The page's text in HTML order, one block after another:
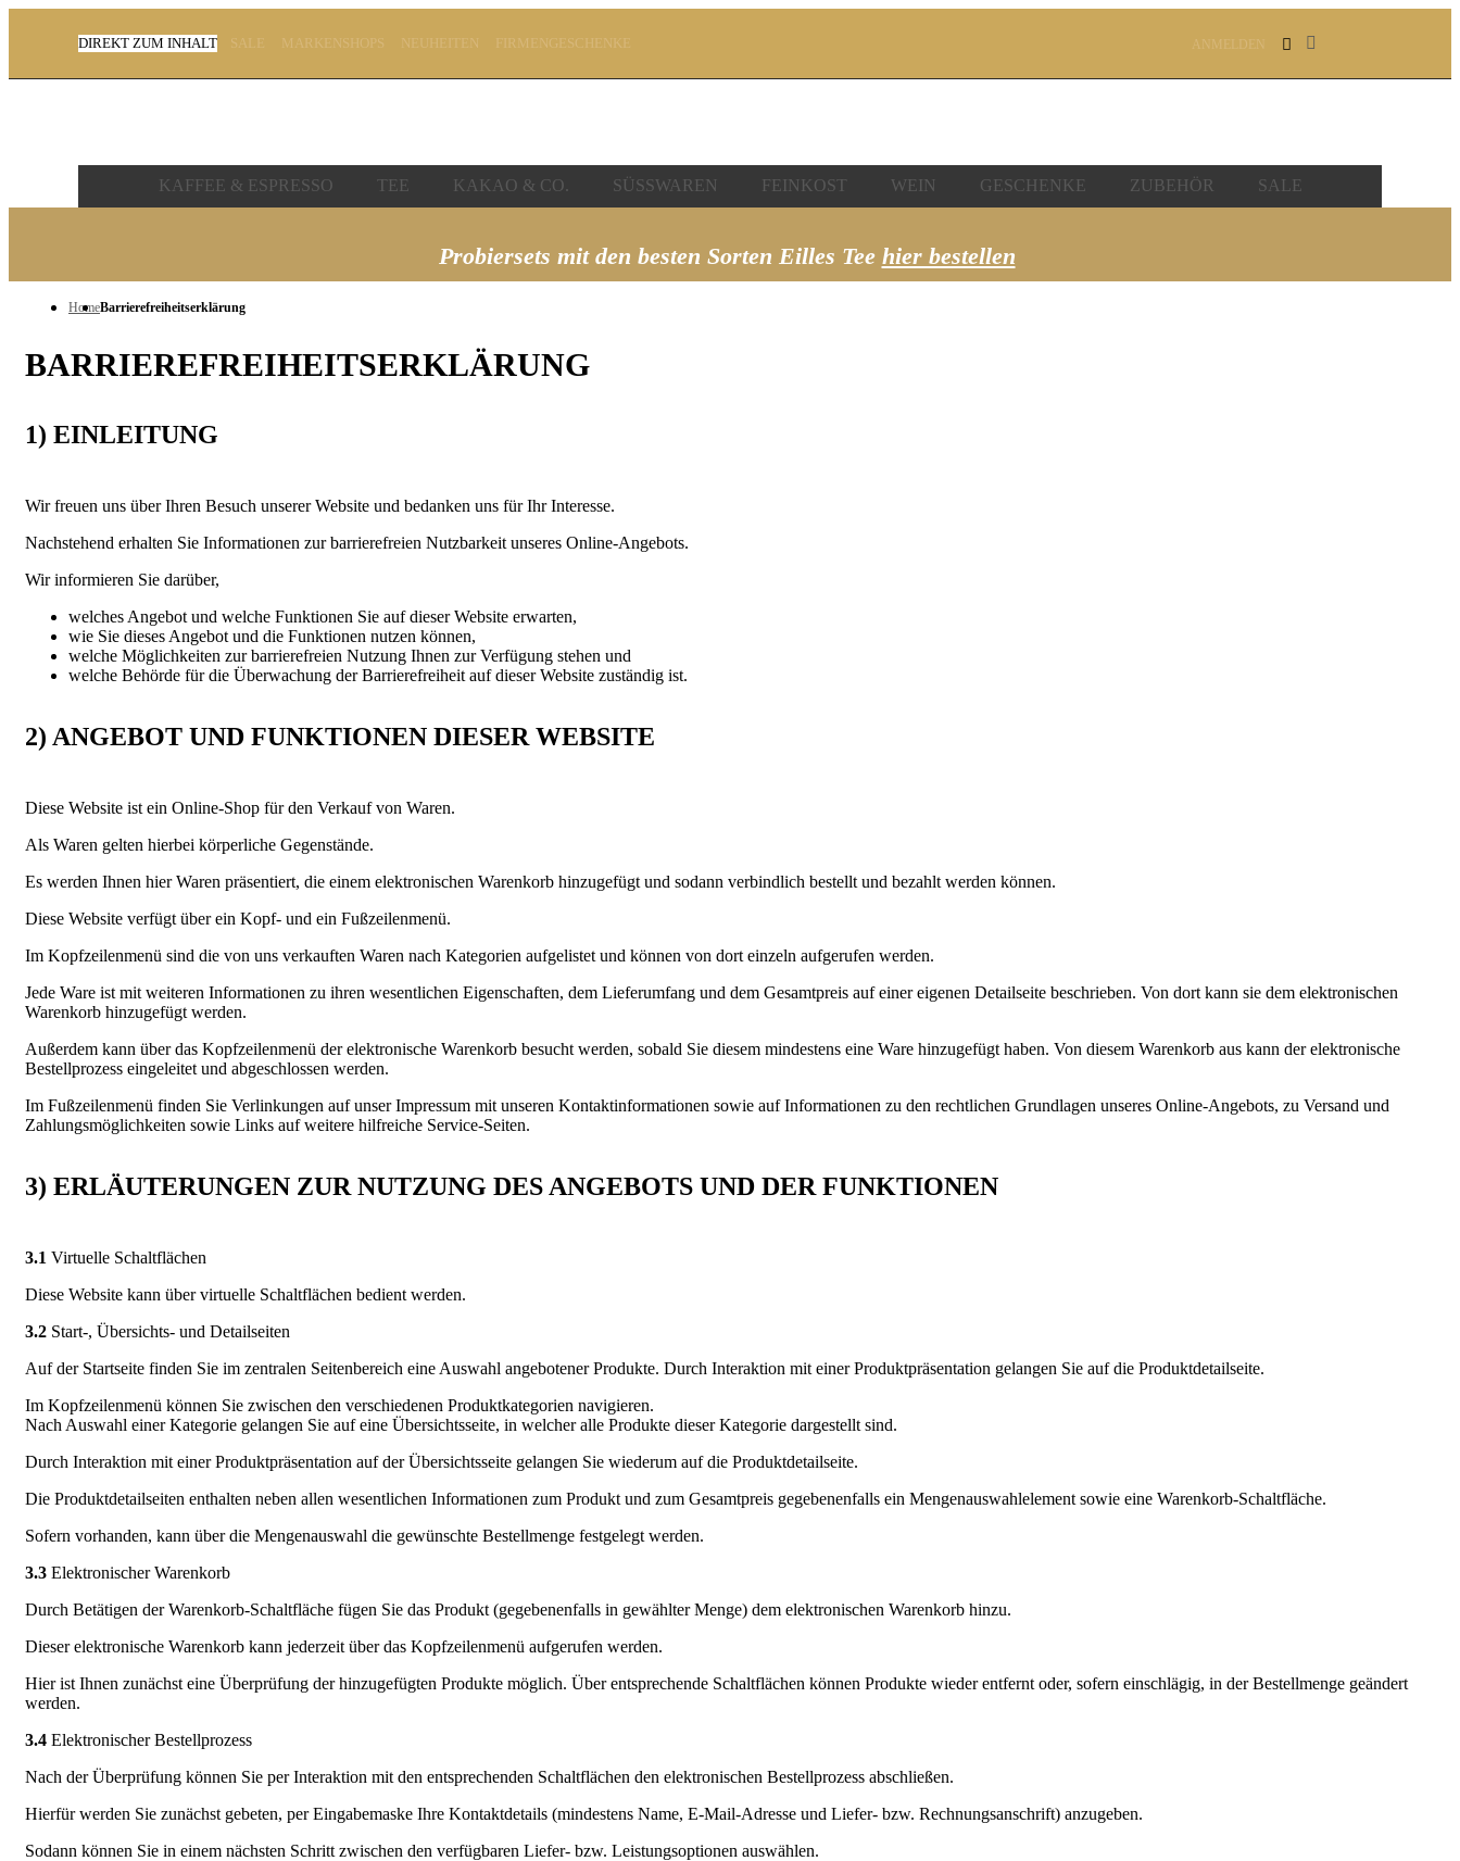
DIREKT ZUM INHALT SALE MARKENSHOPS NEUHEITEN FIRMENGESCHENKE ANMELDEN
KAFFEE & ESPRESSO TEE KAKAO & CO. SÜSSWAREN FEINKOST WEIN GESCHENKE ZUBEHÖR SALE
Probiersets mit den besten Sorten Eilles Tee hier bestellen
Home Barrierefreiheitserklärung
BARRIEREFREIHEITSERKLÄRUNG
1) EINLEITUNG
Wir freuen uns über Ihren Besuch unserer Website und bedanken uns für Ihr Interesse.
Nachstehend erhalten Sie Informationen zur barrierefreien Nutzbarkeit unseres Online-Angebots.
Wir informieren Sie darüber,
welches Angebot und welche Funktionen Sie auf dieser Website erwarten,
wie Sie dieses Angebot und die Funktionen nutzen können,
welche Möglichkeiten zur barrierefreien Nutzung Ihnen zur Verfügung stehen und
welche Behörde für die Überwachung der Barrierefreiheit auf dieser Website zuständig ist.
2) ANGEBOT UND FUNKTIONEN DIESER WEBSITE
Diese Website ist ein Online-Shop für den Verkauf von Waren.
Als Waren gelten hierbei körperliche Gegenstände.
Es werden Ihnen hier Waren präsentiert, die einem elektronischen Warenkorb hinzugefügt und sodann verbindlich bestellt und bezahlt werden können.
Diese Website verfügt über ein Kopf- und ein Fußzeilenmenü.
Im Kopfzeilenmenü sind die von uns verkauften Waren nach Kategorien aufgelistet und können von dort einzeln aufgerufen werden.
Jede Ware ist mit weiteren Informationen zu ihren wesentlichen Eigenschaften, dem Lieferumfang und dem Gesamtpreis auf einer eigenen Detailseite beschrieben. Von dort kann sie dem elektronischen
Warenkorb hinzugefügt werden.
Außerdem kann über das Kopfzeilenmenü der elektronische Warenkorb besucht werden, sobald Sie diesem mindestens eine Ware hinzugefügt haben. Von diesem Warenkorb aus kann der elektronische
Bestellprozess eingeleitet und abgeschlossen werden.
Im Fußzeilenmenü finden Sie Verlinkungen auf unser Impressum mit unseren Kontaktinformationen sowie auf Informationen zu den rechtlichen Grundlagen unseres Online-Angebots, zu Versand und
Zahlungsmöglichkeiten sowie Links auf weitere hilfreiche Service-Seiten.
3) ERLÄUTERUNGEN ZUR NUTZUNG DES ANGEBOTS UND DER FUNKTIONEN
3.1 Virtuelle Schaltflächen
Diese Website kann über virtuelle Schaltflächen bedient werden.
3.2 Start-, Übersichts- und Detailseiten
Auf der Startseite finden Sie im zentralen Seitenbereich eine Auswahl angebotener Produkte. Durch Interaktion mit einer Produktpräsentation gelangen Sie auf die Produktdetailseite.
Im Kopfzeilenmenü können Sie zwischen den verschiedenen Produktkategorien navigieren.
Nach Auswahl einer Kategorie gelangen Sie auf eine Übersichtsseite, in welcher alle Produkte dieser Kategorie dargestellt sind.
Durch Interaktion mit einer Produktpräsentation auf der Übersichtsseite gelangen Sie wiederum auf die Produktdetailseite.
Die Produktdetailseiten enthalten neben allen wesentlichen Informationen zum Produkt und zum Gesamtpreis gegebenenfalls ein Mengenauswahlelement sowie eine Warenkorb-Schaltfläche.
Sofern vorhanden, kann über die Mengenauswahl die gewünschte Bestellmenge festgelegt werden.
3.3 Elektronischer Warenkorb
Durch Betätigen der Warenkorb-Schaltfläche fügen Sie das Produkt (gegebenenfalls in gewählter Menge) dem elektronischen Warenkorb hinzu.
Dieser elektronische Warenkorb kann jederzeit über das Kopfzeilenmenü aufgerufen werden.
Hier ist Ihnen zunächst eine Überprüfung der hinzugefügten Produkte möglich. Über entsprechende Schaltflächen können Produkte wieder entfernt oder, sofern einschlägig, in der Bestellmenge geändert
werden.
3.4 Elektronischer Bestellprozess
Nach der Überprüfung können Sie per Interaktion mit den entsprechenden Schaltflächen den elektronischen Bestellprozess abschließen.
Hierfür werden Sie zunächst gebeten, per Eingabemaske Ihre Kontaktdetails (mindestens Name, E-Mail-Adresse und Liefer- bzw. Rechnungsanschrift) anzugeben.
Sodann können Sie in einem nächsten Schritt zwischen den verfügbaren Liefer- bzw. Leistungsoptionen auswählen.